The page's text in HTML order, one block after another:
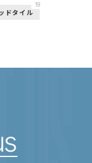
ドタイル
19